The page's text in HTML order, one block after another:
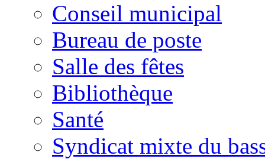
Conseil municipal
Bureau de poste
Salle des fêtes
Bibliothèque
Santé
Syndicat mixte du